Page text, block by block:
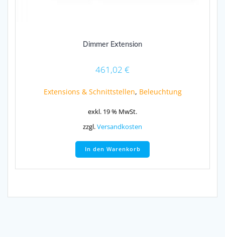
Dimmer Extension
461,02 €
Extensions & Schnittstellen, Beleuchtung
exkl. 19 % MwSt.
zzgl.Versandkosten
In den Warenkorb